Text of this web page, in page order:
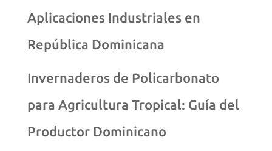
Aplicaciones Industriales en
República Dominicana
Invernaderos de Policarbonato
para Agricultura Tropical: Guía del
Productor Dominicano